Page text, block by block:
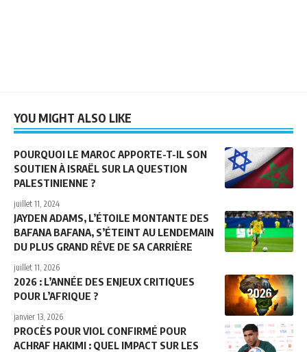
YOU MIGHT ALSO LIKE
POURQUOI LE MAROC APPORTE-T-IL SON
SOUTIEN À ISRAËL SUR LA QUESTION
PALESTINIENNE ?
juillet 11, 2024
JAYDEN ADAMS, L’ÉTOILE MONTANTE DES
BAFANA BAFANA, S’ÉTEINT AU LENDEMAIN
DU PLUS GRAND RÊVE DE SA CARRIÈRE
juillet 11, 2026
2026 : L’ANNÉE DES ENJEUX CRITIQUES
POUR L’AFRIQUE ?
janvier 13, 2026
PROCÈS POUR VIOL CONFIRMÉ POUR
ACHRAF HAKIMI : QUEL IMPACT SUR LES